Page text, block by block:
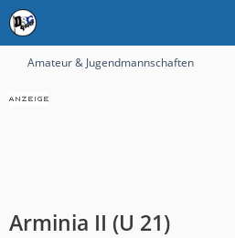
Amateur & Jugendmannschaften
Arminia II (U 21)